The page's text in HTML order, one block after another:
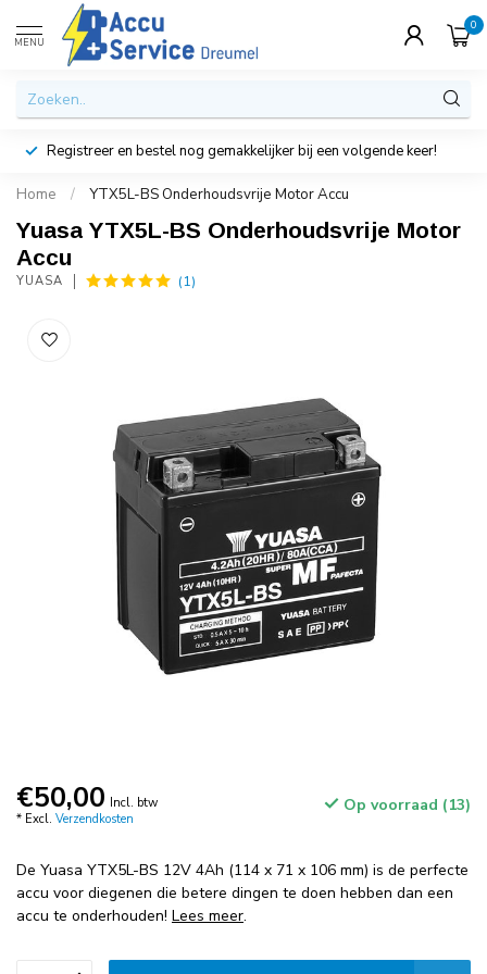
MENU
0
Registreer en bestel nog gemakkelijker bij een volgende keer!
Home / YTX5L-BS Onderhoudsvrije Motor Accu
Yuasa YTX5L-BS Onderhoudsvrije Motor
Accu
YUASA (1)
€50,00 Incl. btw
* Excl. Verzendkosten
Op voorraad (13)
De Yuasa YTX5L-BS 12V 4Ah (114 x 71 x 106 mm) is de perfecte
accu voor diegenen die betere dingen te doen hebben dan een
accu te onderhouden! Lees meer.